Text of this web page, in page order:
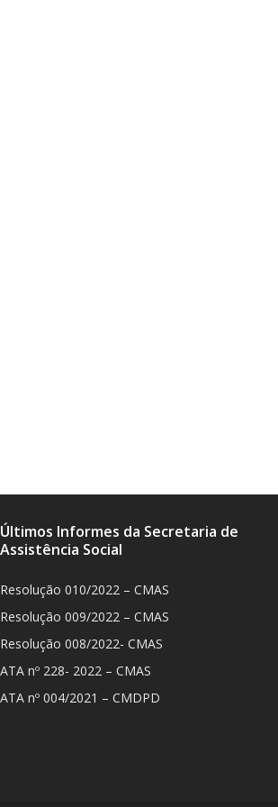
Últimos Informes da Secretaria de
Assistência Social
Resolução 010/2022 – CMAS
Resolução 009/2022 – CMAS
Resolução 008/2022- CMAS
ATA nº 228- 2022 – CMAS
ATA nº 004/2021 – CMDPD